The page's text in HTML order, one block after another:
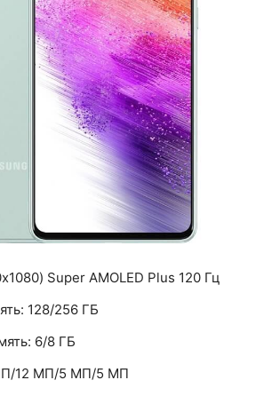
Super AMOLED Plus 120 Гц
128/256 ГБ
6/8 ГБ
12 МП/5 МП/5 МП